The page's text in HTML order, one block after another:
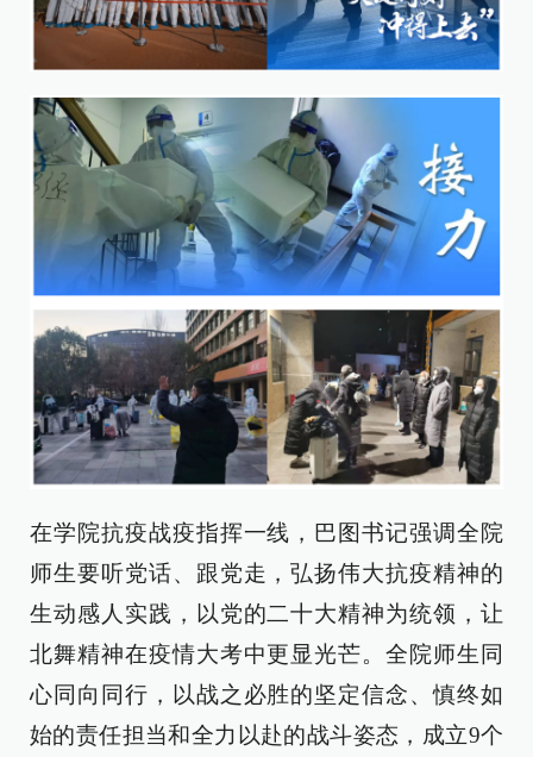
在学院抗疫战疫指挥一线，巴图书记强调全院
师生要听党话、跟党走，弘扬伟大抗疫精神的
生动感人实践，以党的二十大精神为统领，让
北舞精神在疫情大考中更显光芒。全院师生同
心同向同行，以战之必胜的坚定信念、慎终如
始的责任担当和全力以赴的战斗姿态，成立9个